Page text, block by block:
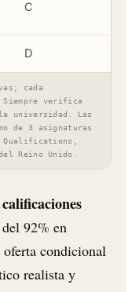
C
D
cada
verifica
universidad. Las
de 3 asignaturas
Qualifications,
Reino Unido.
92% en
condicional
realista y